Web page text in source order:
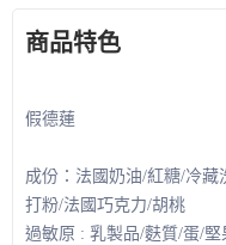
商品特色
假德蓮
成份：法國奶油/紅糖/冷
打粉/法國巧克力/胡桃
過敏原 : 乳製品/麩質/蛋/堅